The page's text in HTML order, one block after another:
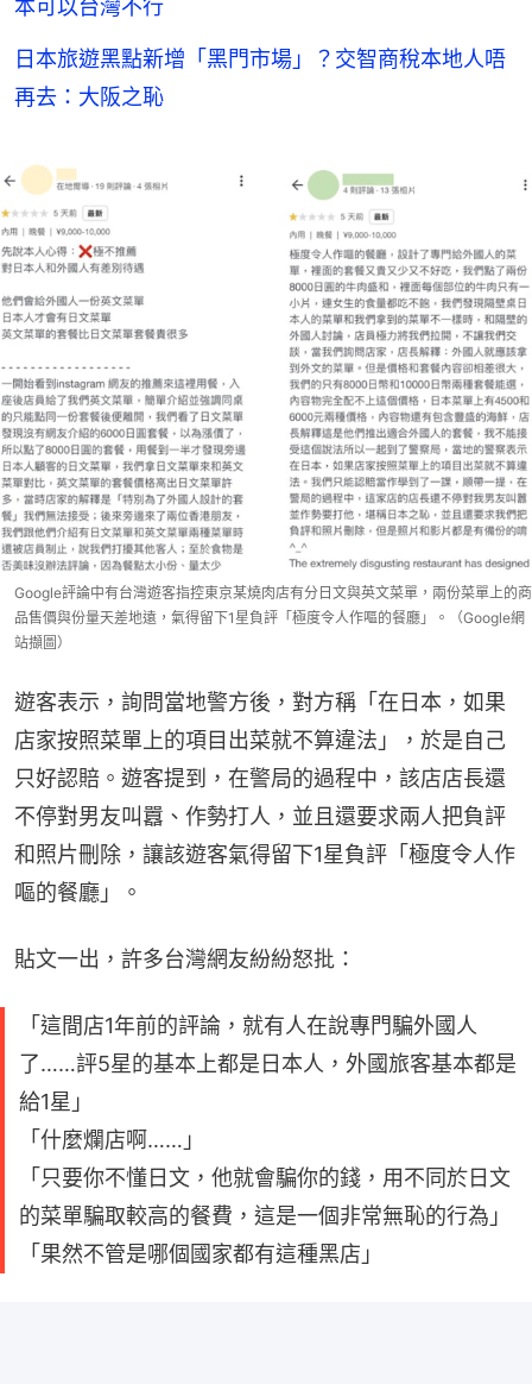
本可以台灣不行
日本旅遊黑點新增「黑門市場」？交智商稅本地人唔
再去：大阪之恥
Google評論中有台灣遊客指控東京某燒肉店有分日文與英文菜單，兩份菜單上的商
品售價與份量天差地遠，氣得留下1星負評「極度令人作嘔的餐廳」。（Google網
站擷圖）
遊客表示，詢問當地警方後，對方稱「在日本，如果
店家按照菜單上的項目出菜就不算違法」，於是自己
只好認賠。遊客提到，在警局的過程中，該店店長還
不停對男友叫囂、作勢打人，並且還要求兩人把負評
和照片刪除，讓該遊客氣得留下1星負評「極度令人作
嘔的餐廳」。
貼文一出，許多台灣網友紛紛怒批：
「這間店1年前的評論，就有人在說專門騙外國人
了……評5星的基本上都是日本人，外國旅客基本都是
給1星」
「什麼爛店啊……」
「只要你不懂日文，他就會騙你的錢，用不同於日文
的菜單騙取較高的餐費，這是一個非常無恥的行為」
「果然不管是哪個國家都有這種黑店」